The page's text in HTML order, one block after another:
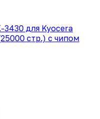
для Kyocera
стр.) с чипом